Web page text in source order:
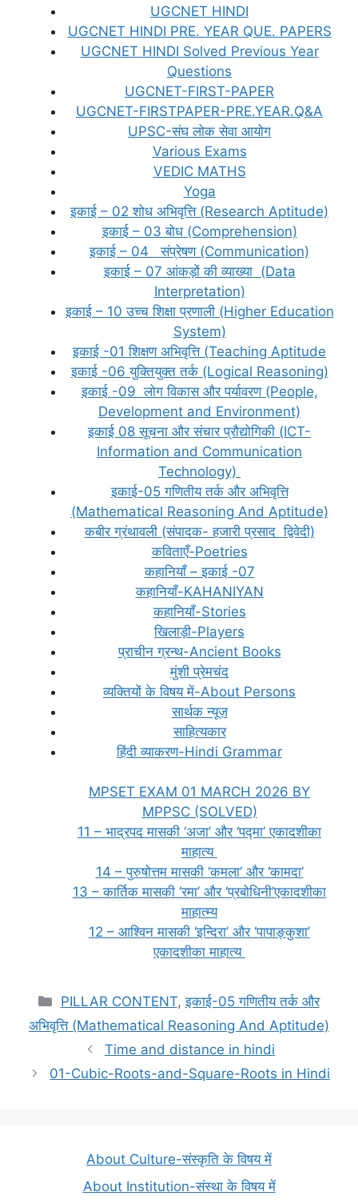
UGCNET HINDI
UGCNET HINDI PRE. YEAR QUE. PAPERS
UGCNET HINDI Solved Previous Year
Questions
UGCNET-FIRST-PAPER
UGCNET-FIRSTPAPER-PRE.YEAR.Q&A
UPSC-संघ लोक सेवा आयोग
Various Exams
VEDIC MATHS
Yoga
इकाई – 02 शोध अभिवृत्ति (Research Aptitude)
इकाई – 03 बोध (Comprehension)
इकाई – 04 संप्रेषण (Communication)
इकाई – 07 आंकड़ों की व्याख्या (Data
Interpretation)
इकाई – 10 उच्च शिक्षा प्रणाली (Higher Education
System)
इकाई -01 शिक्षण अभिवृत्ति (Teaching Aptitude
इकाई -06 युक्तियुक्त तर्क (Logical Reasoning)
इकाई -09 लोग विकास और पर्यावरण (People,
Development and Environment)
इकाई 08 सूचना और संचार प्रौद्योगिकी (ICT-
Information and Communication
Technology)
इकाई-05 गणितीय तर्क और अभिवृत्ति
(Mathematical Reasoning And Aptitude)
कबीर ग्रंथावली (संपादक- हजारी प्रसाद द्विवेदी)
कविताएँ-Poetries
कहानियाँ – इकाई -07
कहानियाँ-KAHANIYAN
कहानियाँ-Stories
खिलाड़ी-Players
प्राचीन ग्रन्थ-Ancient Books
मुंशी प्रेमचंद
व्यक्तियों के विषय में-About Persons
सार्थक न्यूज़
साहित्यकार
हिंदी व्याकरण-Hindi Grammar
MPSET EXAM 01 MARCH 2026 BY
MPPSC (SOLVED)
11 – भाद्रपद मासकी ‘अजा’ और ‘पद्मा’ एकादशीका
माहात्य
14 – पुरुषोत्तम मासकी ‘कमला’ और ‘कामदा’
13 – कार्तिक मासकी ‘रमा’ और ‘प्रबोधिनी’एकादशीका
माहात्म्य
12 – आश्विन मासकी ‘इन्दिरा’ और ‘पापाङ्कुशा’
एकादशीका माहात्य
Categories
PILLAR CONTENT,इकाई-05 गणितीय तर्क और
अभिवृत्ति (Mathematical Reasoning And Aptitude)
Time and distance in hindi
01-Cubic-Roots-and-Square-Roots in Hindi
About Culture-संस्कृति के विषय में
About Institution-संस्था के विषय में